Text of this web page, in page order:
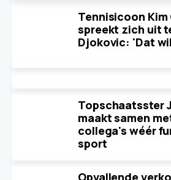
Tennisicoon
spreekt zich uit
Djokovic: 'Dat
Topschaatsster
maakt samen
collega's wéér
sport
Opvallende